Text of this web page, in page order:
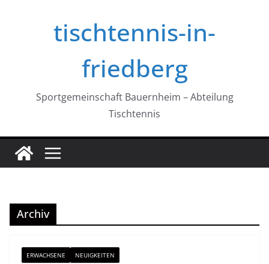
tischtennis-in-
friedberg
Sportgemeinschaft Bauernheim – Abteilung
Tischtennis
Archiv
ERWACHSENE NEUIGKEITEN